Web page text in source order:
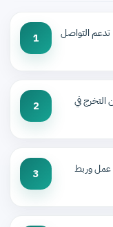
تدعم التواصل
1
في
2
عمل وربط
3